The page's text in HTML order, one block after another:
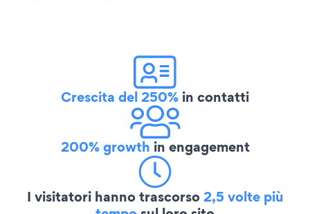
Crescita del 250% in contatti
200% growth in engagement
I visitatori hanno trascorso2,5 volte più